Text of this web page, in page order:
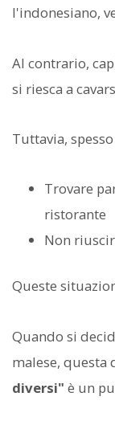
l'indonesiano,
Al contrario,
si riesca a
Tuttavia,
Trovare
ristorante
Non
Queste
Quando si
malese, questa
diversi" è un